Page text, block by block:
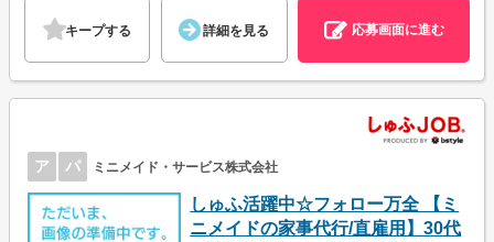
キープする 詳細を見る 応募画面に進む
ア パ ミニメイド・サービス株式会社
しゅふ活躍中☆フォロー万全 【ミ
ニメイドの家事代行/直雇用】30代